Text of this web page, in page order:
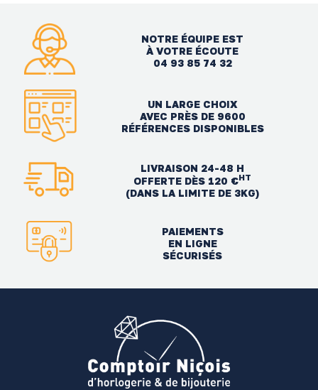
NOTRE ÉQUIPE EST
À VOTRE ÉCOUTE
04 93 85 74 32
UN LARGE CHOIX
AVEC PRÈS DE 9600
RÉFÉRENCES DISPONIBLES
LIVRAISON 24-48 H
OFFERTE DÈS 120 €HT
(DANS LA LIMITE DE 3KG)
PAIEMENTS
EN LIGNE
SÉCURISÉS